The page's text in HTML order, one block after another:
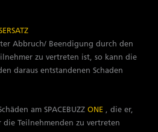
Abbruch/ Beendigung durch den
zu vertreten ist, so kann die
daraus entstandenen Schaden
am SPACEBUZZONE , die er,
Teilnehmenden zu vertreten